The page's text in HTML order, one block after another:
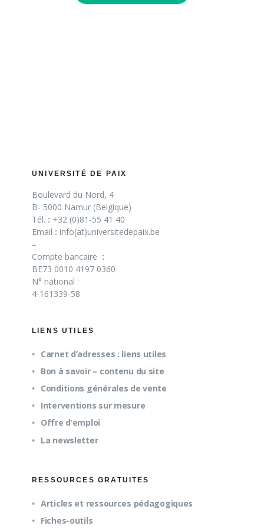
UNIVERSITÉ DE PAIX
Boulevard du Nord, 4
B- 5000 Namur (Belgique)
Tél. : +32 (0)81-55 41 40
Email : info(at)universitedepaix.be
–
Compte bancaire :
BE73 0010 4197 0360
N° national :
4-161339-58
LIENS UTILES
Carnet d’adresses : liens utiles
Bon à savoir – contenu du site
Conditions générales de vente
Interventions sur mesure
Offre d’emploi
La newsletter
RESSOURCES GRATUITES
Articles et ressources pédagogiques
Fiches-outils